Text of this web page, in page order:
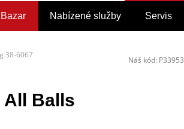
Bazar Nabízené služby Servis
38-6067
All Balls
Náš kód: P33953